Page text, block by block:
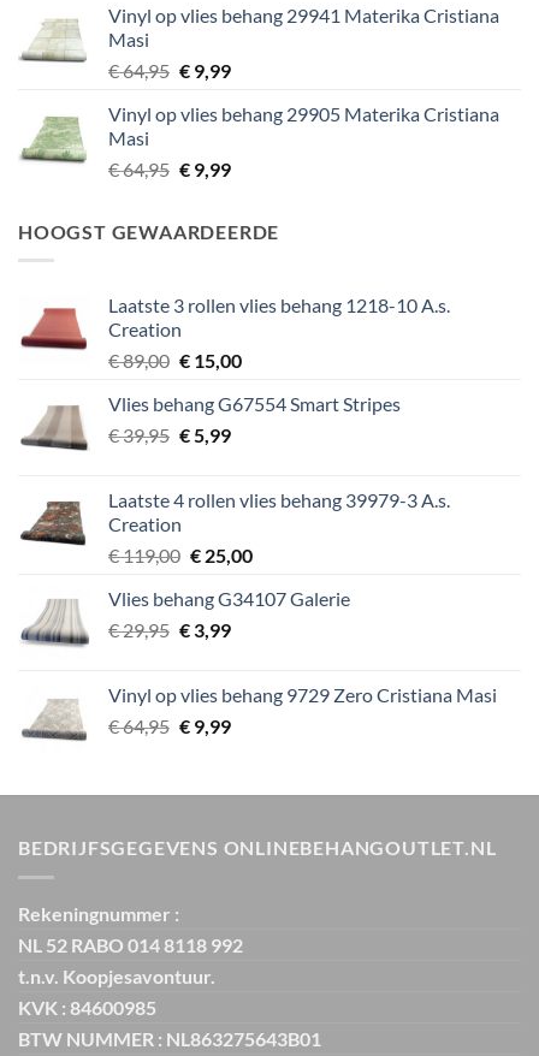
was:
is:
Vinyl op vlies behang 29941 Materika Cristiana
Masi
€64,95 Oorspronkelijke
was:
€9,99Huidige
is:
Vinyl op vlies behang 29905 Materika Cristiana
Masi
€64,95 Oorspronkelijke
€ 64,95.
€9,99Huidige
€ 9,99.
HOOGST GEWAARDEERDE
Laatste 3 rollen vlies behang 1218-10 A.s.
Creation
€89,00 Oorspronkelijke
was:
€ 89,00.
€15,00Huidige
is:
Vlies behang G67554 Smart Stripes
€39,95 Oorspronkelijke
€ 39,95.
€5,99Huidige
€ 5,99.
Laatste 4 rollen vlies behang 39979-3 A.s.
Creation
€119,00 Oorspronkelijke
was:
€ 119,00.
€25,00Huidige
is:
Vlies behang G34107 Galerie
€29,95 Oorspronkelijke
€ 29,95.
€3,99Huidige
€ 3,99.
Vinyl op vlies behang 9729 Zero Cristiana Masi
€64,95 Oorspronkelijke
€ 64,95.
€9,99Huidige
€ 9,99.
BEDRIJFSGEGEVENS ONLINEBEHANGOUTLET.NL
Rekeningnummer :
NL 52 RABO 014 8118 992
t.n.v. Koopjesavontuur.
KVK : 84600985
BTW NUMMER : NL863275643B01